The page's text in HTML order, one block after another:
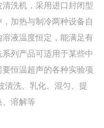
洗机，采用进口封闭型
加热与制冷两种设备自
液温度恒定，能满足有
列产品可适用于某些中
恒温超声的各种实验项
清洗、乳化、混匀、提
溶解等